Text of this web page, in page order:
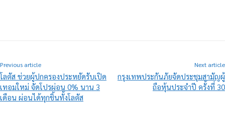
Previous article
โลตัส ช่วยผู้ปกครองประหยัดรับเปิด
เทอมใหม่ จัดโปรผ่อน 0% นาน 3
เดือน ผ่อนได้ทุกชิ้นทั้งโลตัส
Next article
กรุงเทพประกันภัยจัดประชุมสามัญผู้
ถือหุ้นประจำปี ครั้งที่ 30